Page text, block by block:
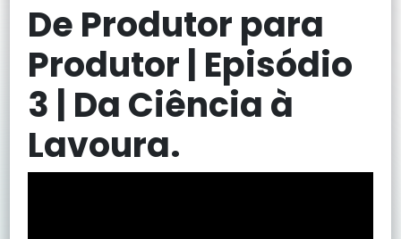
De Produtor para
Produtor | Episódio
3 | Da Ciência à
Lavoura.